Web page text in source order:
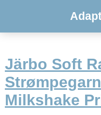
Järbo Soft
Milkshake